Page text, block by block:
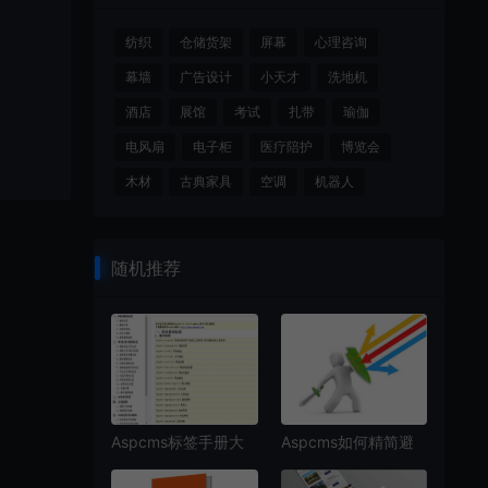
纺织 仓储货架 屏幕 心理咨询
幕墙 广告设计 小天才 洗地机
酒店 展馆 考试 扎带 瑜伽
电风扇 电子柜 医疗陪护 博览会
木材 古典家具 空调 机器人
随机推荐
Aspcms标签手册大
Aspcms如何精简避